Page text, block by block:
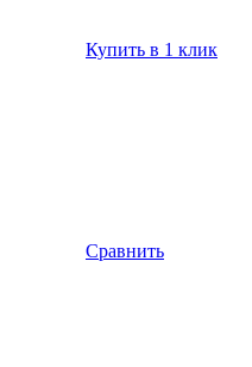
Купить в 1 клик
Сравнить